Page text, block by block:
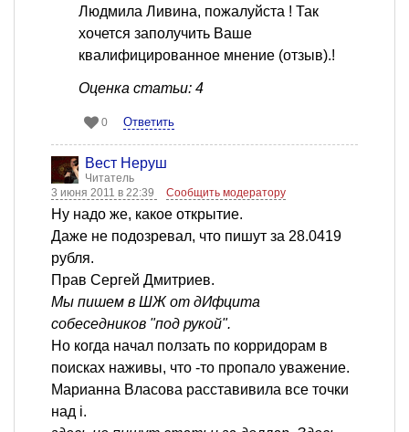
Людмила Ливина, пожалуйста ! Так
хочется заполучить Ваше
квалифицированное мнение (отзыв).!
Оценка статьи: 4
0 Ответить
Вест Неруш
Читатель
3 июня 2011 в 22:39
Сообщить модератору
Ну надо же, какое открытие.
Даже не подозревал, что пишут за 28.0419
рубля.
Прав Сергей Дмитриев.
Мы пишем в ШЖ от дИфцита
собеседников "под рукой".
Но когда начал ползать по корридорам в
поисках наживы, что -то пропало уважение.
Марианна Власова расставивила все точки
над i.